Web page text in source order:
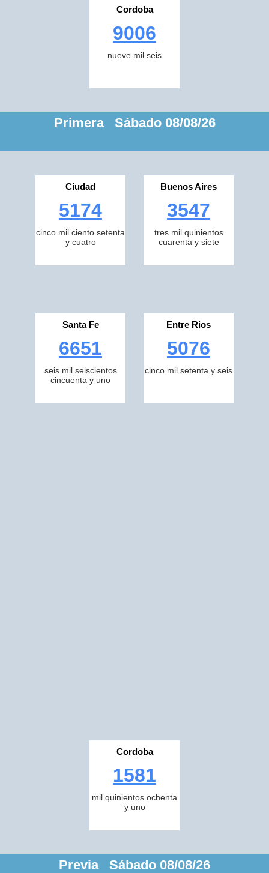
Cordoba
9006
nueve mil seis
Primera Sábado 08/08/26
Ciudad
5174
cinco mil ciento setenta
y cuatro
Buenos Aires
3547
tres mil quinientos
cuarenta y siete
Santa Fe
6651
seis mil seiscientos
cincuenta y uno
Entre Rios
5076
cinco mil setenta y seis
Cordoba
1581
mil quinientos ochenta
y uno
Previa Sábado 08/08/26